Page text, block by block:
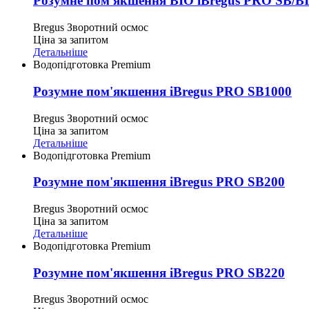
Bregus Зворотний осмос
Ціна за запитом
Детальніше
Водопідготовка Premium
Розумне пом'якшення iBregus PRO SB1000
Bregus Зворотний осмос
Ціна за запитом
Детальніше
Водопідготовка Premium
Розумне пом'якшення iBregus PRO SB200
Bregus Зворотний осмос
Ціна за запитом
Детальніше
Водопідготовка Premium
Розумне пом'якшення iBregus PRO SB220
Bregus Зворотний осмос